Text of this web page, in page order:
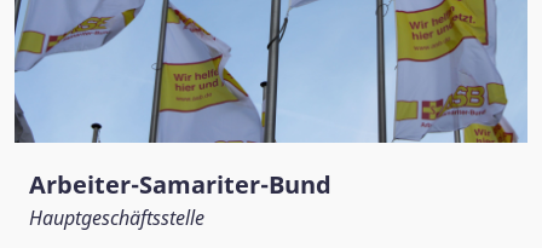
Arbeiter-Samariter-Bund
Hauptgeschäftsstelle